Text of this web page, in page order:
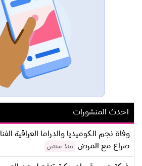
احدث المنشورات
وفاة نجم الكوميديا والدراما العراقية
صراع مع المرض
منذ سنتين